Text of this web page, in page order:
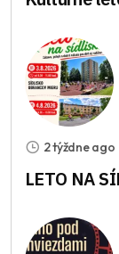
2 týždne ago
LETO NA